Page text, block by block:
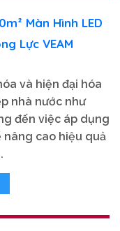
Màn Hình LED
Lực VEAM
và hiện đại hóa
nhà nước như
đến việc áp dụng
cao hiệu quả